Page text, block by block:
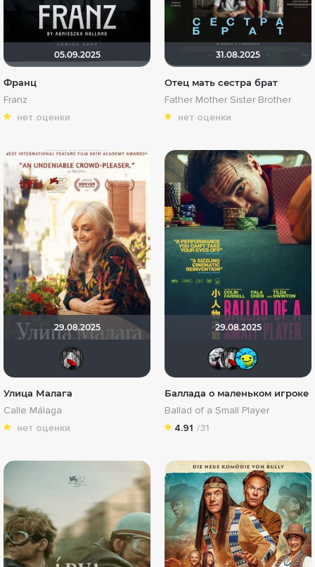
05.09.2025
Франц
Franz
нет оценки
31.08.2025
Отец мать сестра брат
Father Mother Sister Brother
нет оценки
29.08.2025
Улица Малага
Calle Málaga
нет оценки
29.08.2025
Баллада о маленьком игроке
Ballad of a Small Player
4.91 /31